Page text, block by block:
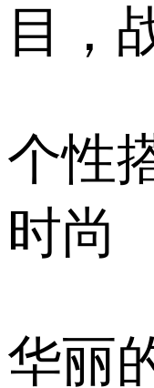
目，
个性
时尚
华丽